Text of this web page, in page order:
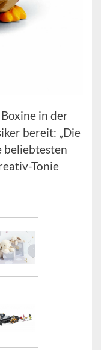
in der
bereit: „Die
beliebtesten
Tonie